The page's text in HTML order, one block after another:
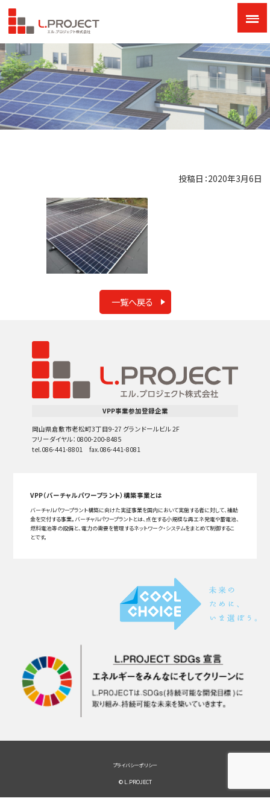
投稿日：2020年3月6日
一覧へ戻る
VPP事業参加登録企業
岡山県倉敷市老松町3丁目9-27 グランドールビル 2F
フリーダイヤル：0800-200-8485
tel.086-441-8801 fax.086-441-8081
VPP（バーチャルパワープラント）構築事業とは
バーチャルパワープラント構築に向けた実証事業を国内において実施する者に対して、補助
金を交付する事業。バーチャルパワープラントとは、点在する小規模な再エネ発電や蓄電池、
燃料電池等の設備と、電力の需要を管理するネットワーク・システムをまとめて制御するこ
とです。
プライバシーポリシー
© L.PROJECT